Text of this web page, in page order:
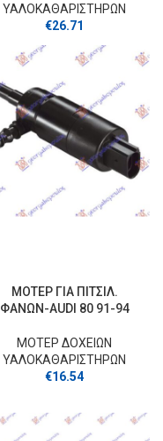
ΥΑΛΟΚΑΘΑΡΙΣΤΗΡΩΝ
€26.71
ΜΟΤΕΡ ΓΙΑ ΠΙΤΣΙΛ.
ΦΑΝΩΝ-AUDI 80 91-94
ΜΟΤΕΡ ΔΟΧΕΙΩΝ
ΥΑΛΟΚΑΘΑΡΙΣΤΗΡΩΝ
€16.54